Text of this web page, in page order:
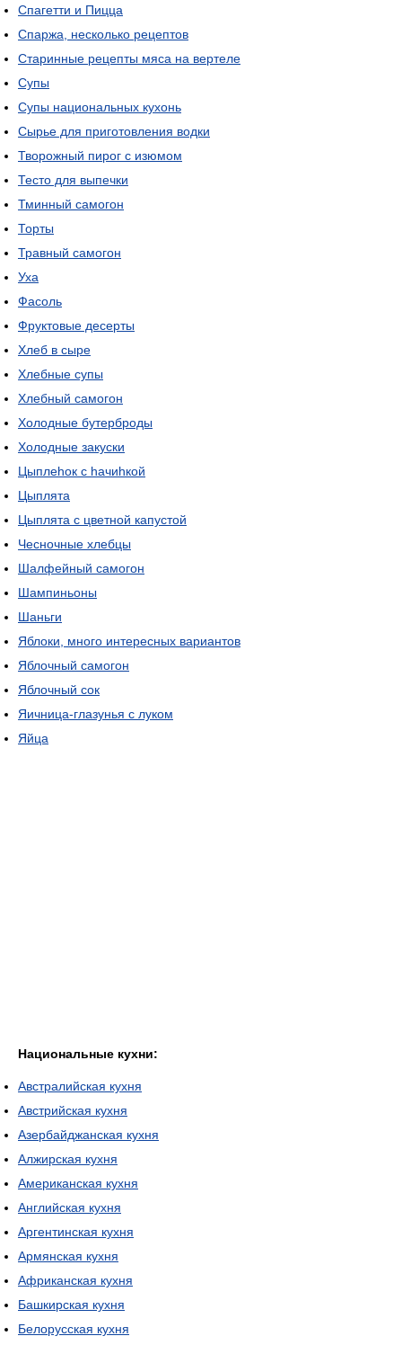
Спагетти и Пицца
Спаржа, несколько рецептов
Старинные рецепты мяса на вертеле
Супы
Супы национальных кухонь
Сырье для приготовления водки
Творожный пирог с изюмом
Тесто для выпечки
Тминный самогон
Торты
Травный самогон
Уха
Фасоль
Фруктовые десерты
Хлеб в сыре
Хлебные супы
Хлебный самогон
Холодные бутерброды
Холодные закуски
Цыплеhок с hачиhкой
Цыплята
Цыплята с цветной капустой
Чесночные хлебцы
Шалфейный самогон
Шампиньоны
Шаньги
Яблоки, много интересных вариантов
Яблочный самогон
Яблочный сок
Яичница-глазунья с луком
Яйца
Национальные кухни:
Австралийская кухня
Австрийская кухня
Азербайджанская кухня
Алжирская кухня
Американская кухня
Английская кухня
Аргентинская кухня
Армянская кухня
Африканская кухня
Башкирская кухня
Белорусская кухня